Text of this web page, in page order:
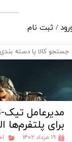
/ ثبت نام
حساب کاربری من
تغییر گذر واژه
خروج از حساب
مدیرعامل
برای پلتفرم‌ها
۱۹ مرداد ۱۴۰۲